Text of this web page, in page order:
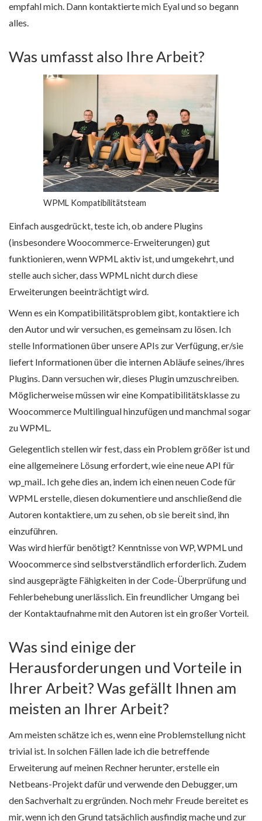
empfahl mich. Dann kontaktierte mich Eyal und so begann
alles.
Was umfasst also Ihre Arbeit?
WPML Kompatibilitätsteam
Einfach ausgedrückt, teste ich, ob andere Plugins
(insbesondere Woocommerce-Erweiterungen) gut
funktionieren, wenn WPML aktiv ist, und umgekehrt, und
stelle auch sicher, dass WPML nicht durch diese
Erweiterungen beeinträchtigt wird.
Wenn es ein Kompatibilitätsproblem gibt, kontaktiere ich
den Autor und wir versuchen, es gemeinsam zu lösen. Ich
stelle Informationen über unsere APIs zur Verfügung, er/sie
liefert Informationen über die internen Abläufe seines/ihres
Plugins. Dann versuchen wir, dieses Plugin umzuschreiben.
Möglicherweise müssen wir eine Kompatibilitätsklasse zu
Woocommerce Multilingual hinzufügen und manchmal sogar
zu WPML.
Gelegentlich stellen wir fest, dass ein Problem größer ist und
eine allgemeinere Lösung erfordert, wie eine neue API für
wp_mail.. Ich gehe dies an, indem ich einen neuen Code für
WPML erstelle, diesen dokumentiere und anschließend die
Autoren kontaktiere, um zu sehen, ob sie bereit sind, ihn
einzuführen.
Was wird hierfür benötigt? Kenntnisse von WP, WPML und
Woocommerce sind selbstverständlich erforderlich. Zudem
sind ausgeprägte Fähigkeiten in der Code-Überprüfung und
Fehlerbehebung unerlässlich. Ein freundlicher Umgang bei
der Kontaktaufnahme mit den Autoren ist ein großer Vorteil.
Was sind einige der
Herausforderungen und Vorteile in
Ihrer Arbeit? Was gefällt Ihnen am
meisten an Ihrer Arbeit?
Am meisten schätze ich es, wenn eine Problemstellung nicht
trivial ist. In solchen Fällen lade ich die betreffende
Erweiterung auf meinen Rechner herunter, erstelle ein
Netbeans-Projekt dafür und verwende den Debugger, um
den Sachverhalt zu ergründen. Noch mehr Freude bereitet es
mir, wenn ich den Grund tatsächlich ausfindig mache und zur